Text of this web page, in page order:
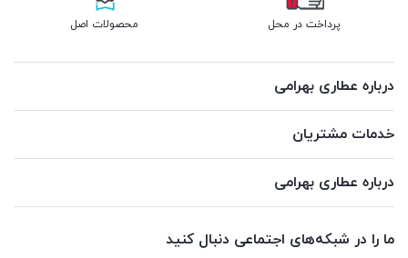
پرداخت در محل محصولات اصل
درباره عطاری بهرامی
خدمات مشتریان
درباره عطاری بهرامی
ما را در شبکه‌های اجتماعی دنبال کنید